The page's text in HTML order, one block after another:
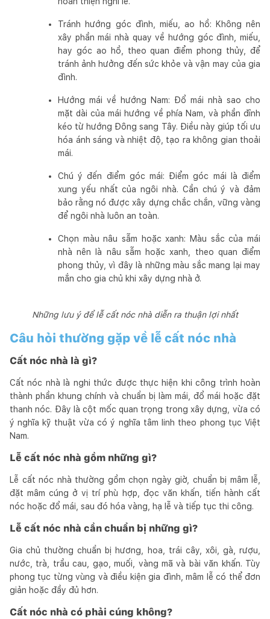
Tránh hướng góc đình, miếu, ao hồ: Không nên
xây phần mái nhà quay về hướng góc đình, miếu,
hay góc ao hồ, theo quan điểm phong thủy, để
tránh ảnh hưởng đến sức khỏe và vận may của gia
đình.
Hướng mái về hướng Nam: Đổ mái nhà sao cho
mặt dài của mái hướng về phía Nam, và phần đỉnh
kéo từ hướng Đông sang Tây. Điều này giúp tối ưu
hóa ánh sáng và nhiệt độ, tạo ra không gian thoải
mái.
Chú ý đến điểm góc mái: Điểm góc mái là điểm
xung yếu nhất của ngôi nhà. Cần chú ý và đảm
bảo rằng nó được xây dựng chắc chắn, vững vàng
để ngôi nhà luôn an toàn.
Chọn màu nâu sẫm hoặc xanh: Màu sắc của mái
nhà nên là nâu sẫm hoặc xanh, theo quan điểm
phong thủy, vì đây là những màu sắc mang lại may
mắn cho gia chủ khi xây dựng nhà ở.
Những lưu ý để lễ cất nóc nhà diễn ra thuận lợi nhất
Câu hỏi thường gặp về lễ cất nóc nhà
Cất nóc nhà là gì?
Cất nóc nhà là nghi thức được thực hiện khi công trình hoàn
thành phần khung chính và chuẩn bị làm mái, đổ mái hoặc đặt
thanh nóc. Đây là cột mốc quan trọng trong xây dựng, vừa có
ý nghĩa kỹ thuật vừa có ý nghĩa tâm linh theo phong tục Việt
Nam.
Lễ cất nóc nhà gồm những gì?
Lễ cất nóc nhà thường gồm chọn ngày giờ, chuẩn bị mâm lễ,
đặt mâm cúng ở vị trí phù hợp, đọc văn khấn, tiến hành cất
nóc hoặc đổ mái, sau đó hóa vàng, hạ lễ và tiếp tục thi công.
Lễ cất nóc nhà cần chuẩn bị những gì?
Gia chủ thường chuẩn bị hương, hoa, trái cây, xôi, gà, rượu,
nước, trà, trầu cau, gạo, muối, vàng mã và bài văn khấn. Tùy
phong tục từng vùng và điều kiện gia đình, mâm lễ có thể đơn
giản hoặc đầy đủ hơn.
Cất nóc nhà có phải cúng không?